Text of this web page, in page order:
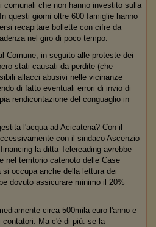
comunali che non hanno investito sulla
questi giorni oltre 600 famiglie hanno
recapitare bollette con cifre da
nel giro di poco tempo.
Comune, in seguito alle proteste dei
stati causati da perdite (che
allacci abusivi nelle vicinanze
di fatto eventuali errori di invio di
rendicontazione del conguaglio in
l'acqua ad Acicatena? Con il
con il sindaco Ascenzio
la ditta Telereading avrebbe
nel territorio catenoto delle Case
occupa anche della lettura dei
dovuto assicurare minimo il 20%
circa 500mila euro l'anno e
contatori. Ma c'è di più: se la